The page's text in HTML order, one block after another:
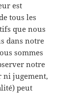
est
tous les
que nous
dans notre
sommes
notre
ni jugement,
peut